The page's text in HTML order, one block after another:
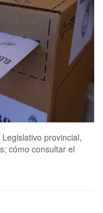
provincial,
cómo consultar el